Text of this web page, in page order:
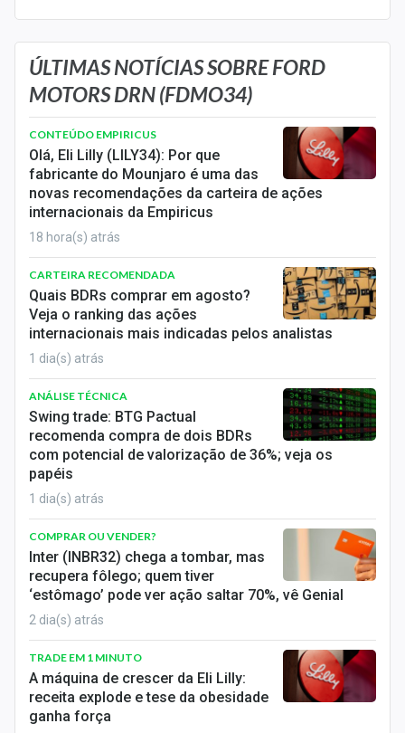
Renda Fixa
Finanças Pessoais
Mercados
Economia
Empresas
Brasil
Política
Colunas
Especiais
Internacional
Marketing
Tecnologia
Sobre
Expediente
Contato
ÚLTIMAS NOTÍCIAS SOBRE FORD
MOTORS DRN (FDMO34)
CONTEÚDO EMPIRICUS
Olá, Eli Lilly (LILY34): Por que
fabricante do Mounjaro é uma das
novas recomendações da carteira de ações
internacionais da Empiricus
18 hora(s) atrás
CARTEIRA RECOMENDADA
Quais BDRs comprar em agosto?
Veja o ranking das ações
internacionais mais indicadas pelos analistas
1 dia(s) atrás
ANÁLISE TÉCNICA
Swing trade: BTG Pactual
recomenda compra de dois BDRs
com potencial de valorização de 36%; veja os
papéis
1 dia(s) atrás
COMPRAR OU VENDER?
Inter (INBR32) chega a tombar, mas
recupera fôlego; quem tiver
‘estômago’ pode ver ação saltar 70%, vê Genial
2 dia(s) atrás
TRADE EM 1 MINUTO
A máquina de crescer da Eli Lilly:
receita explode e tese da obesidade
ganha força